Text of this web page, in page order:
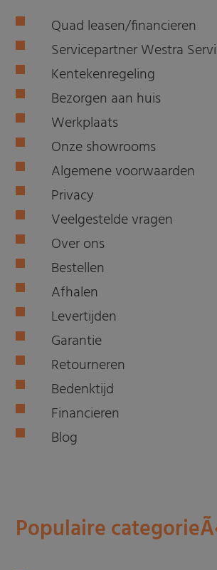
Quad leasen/financieren
Servicepartner Westra
Kentekenregeling
Bezorgen aan huis
Werkplaats
Onze showrooms
Algemene voorwaarden
Privacy
Veelgestelde vragen
Over ons
Bestellen
Afhalen
Levertijden
Garantie
Retourneren
Bedenktijd
Financieren
Blog
Populaire